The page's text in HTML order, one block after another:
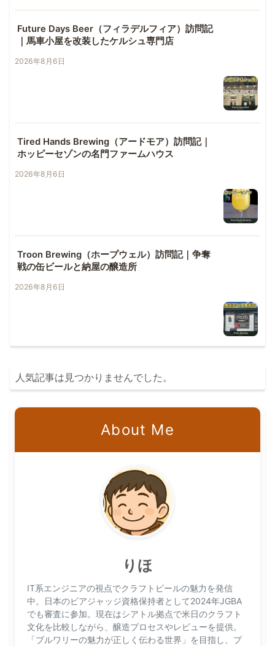
Future Days Beer（フィラデルフィア）訪問記
｜馬車小屋を改装したケルシュ専門店
2026年8月6日
Tired Hands Brewing（アードモア）訪問記｜
ホッピーセゾンの名門ファームハウス
2026年8月6日
Troon Brewing（ホープウェル）訪問記｜争奪
戦の缶ビールと納屋の醸造所
2026年8月6日
人気記事は見つかりませんでした。
About Me
りほ
IT系エンジニアの視点でクラフトビールの魅力を発信
中。日本のビアジャッジ資格保持者として2024年JGBA
でも審査に参加。現在はシアトル拠点で米日のクラフト
文化を比較しながら、醸造プロセスやレビューを提供。
「ブルワリーの魅力が正しく伝わる世界」を目指し、プ